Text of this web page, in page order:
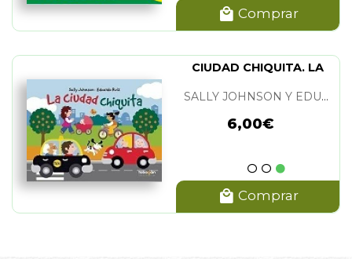
Comprar
CIUDAD CHIQUITA. LA
SALLY JOHNSON Y EDUARDO RUIZ
6,00€
Comprar